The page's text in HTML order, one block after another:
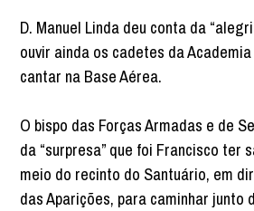
D. Manuel Linda deu conta da
ouvir ainda os cadetes da
cantar na Base Aérea.
O bispo das Forças Armadas e de
da “surpresa” que foi Francisco ter
meio do recinto do Santuário, em
das Aparições, para caminhar junto